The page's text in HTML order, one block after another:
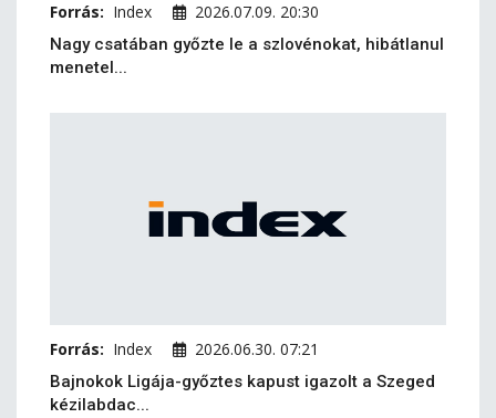
Forrás: Index 2026.07.09. 20:30
Nagy csatában győzte le a szlovénokat, hibátlanul
menetel...
Forrás: Index 2026.06.30. 07:21
Bajnokok Ligája-győztes kapust igazolt a Szeged
kézilabdac...